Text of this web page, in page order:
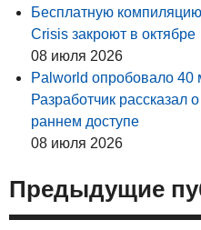
Бесплатную
Crisis закроют в октябре
08 июля 2026
Palworld опробовало
Разработчик рассказал
раннем доступе
08 июля 2026
Предыдущие